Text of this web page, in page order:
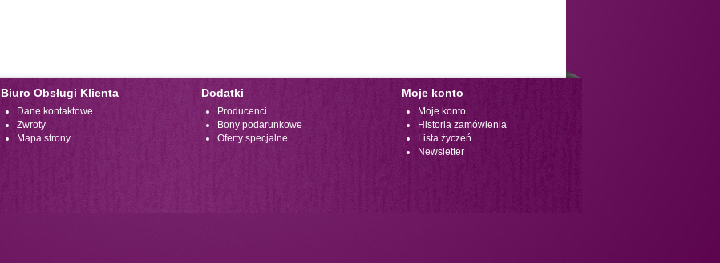
Biuro Obsługi Klienta
Dane kontaktowe
Zwroty
Mapa strony
Dodatki
Producenci
Bony podarunkowe
Oferty specjalne
Moje konto
Moje konto
Historia zamówienia
Lista życzeń
Newsletter